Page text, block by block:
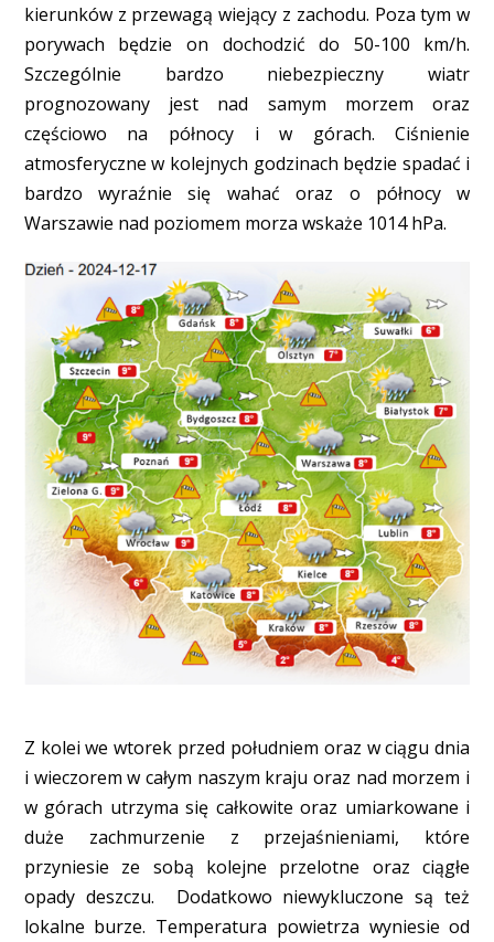
kierunków z przewagą wiejący z zachodu. Poza tym w
porywach będzie on dochodzić do 50-100 km/h.
Szczególnie bardzo niebezpieczny wiatr
prognozowany jest nad samym morzem oraz
częściowo na północy i w górach. Ciśnienie
atmosferyczne w kolejnych godzinach będzie spadać i
bardzo wyraźnie się wahać oraz o północy w
Warszawie nad poziomem morza wskaże 1014 hPa.
Z kolei we wtorek przed południem oraz w ciągu dnia
i wieczorem w całym naszym kraju oraz nad morzem i
w górach utrzyma się całkowite oraz umiarkowane i
duże zachmurzenie z przejaśnieniami, które
przyniesie ze sobą kolejne przelotne oraz ciągłe
opady deszczu. Dodatkowo niewykluczone są też
lokalne burze. Temperatura powietrza wyniesie od